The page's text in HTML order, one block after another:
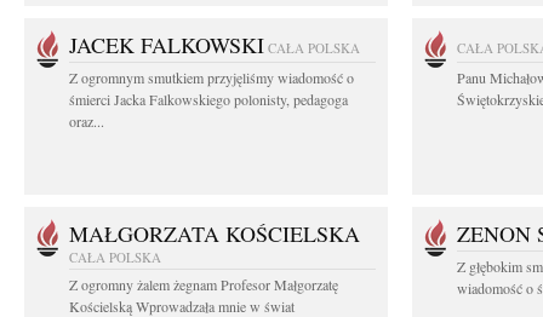
JACEK FALKOWSKI CAŁA POLSKA
Z ogromnym smutkiem przyjęliśmy wiadomość o
śmierci Jacka Falkowskiego polonisty, pedagoga
oraz...
CAŁA
Panu
MAŁGORZATA KOŚCIELSKA
CAŁA POLSKA
Z ogromny żalem żegnam Profesor Małgorzatę
Kościelską Wprowadzała mnie w świat
ZENON
Z głębokim
wiadomość o